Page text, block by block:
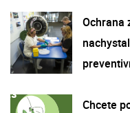
Ochrana
Chcete